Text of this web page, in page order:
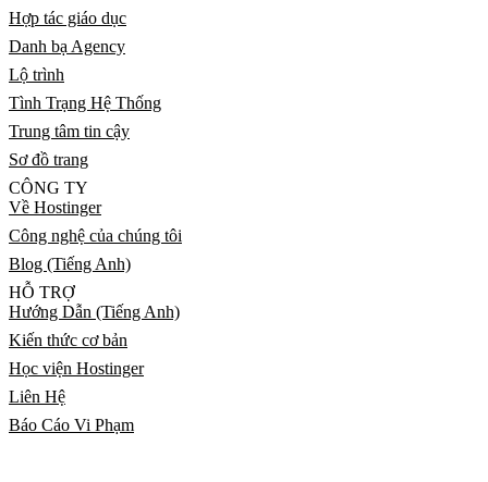
Hợp tác giáo dục
Danh bạ Agency
Lộ trình
Tình Trạng Hệ Thống
Trung tâm tin cậy
Sơ đồ trang
CÔNG TY
Về Hostinger
Công nghệ của chúng tôi
Blog (Tiếng Anh)
HỖ TRỢ
Hướng Dẫn (Tiếng Anh)
Kiến thức cơ bản
Học viện Hostinger
Liên Hệ
Báo Cáo Vi Phạm